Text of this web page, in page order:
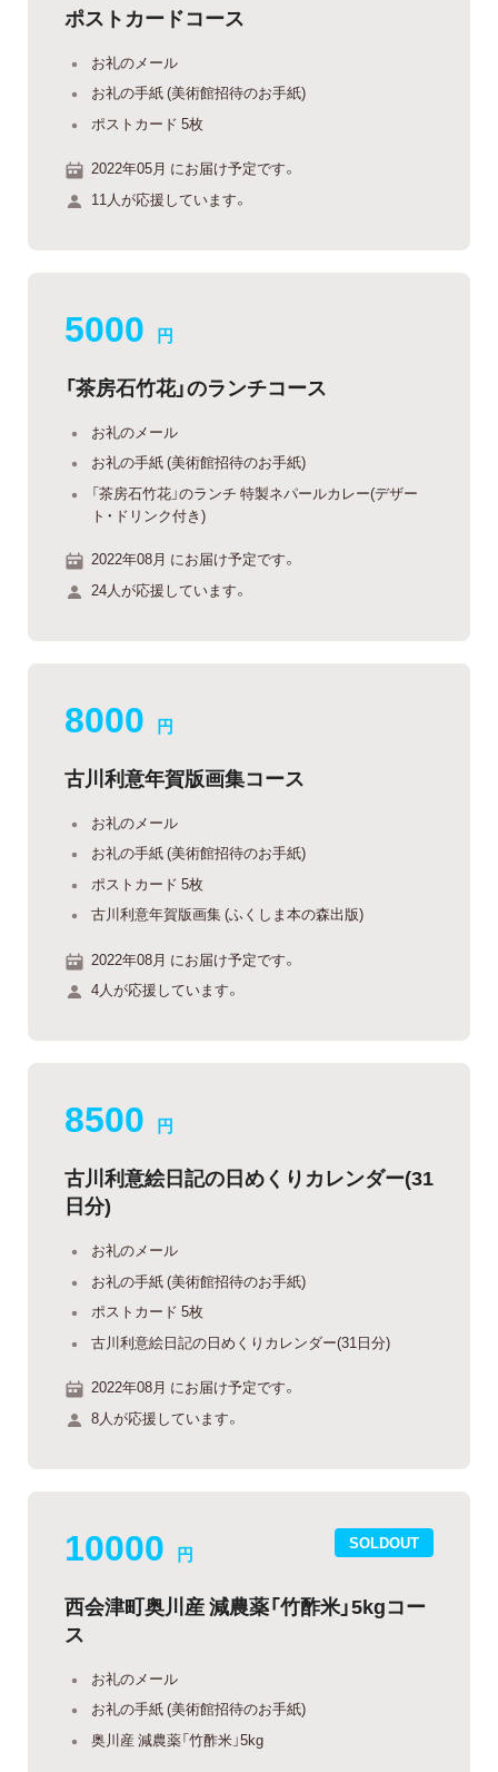
ポストカードコース
お礼のメール
お礼の手紙 (美術館招待のお手紙)
ポストカード 5枚
2022年05月 にお届け予定です。
11人が応援しています。
5000 円
「茶房石竹花」のランチコース
お礼のメール
お礼の手紙 (美術館招待のお手紙)
「茶房石竹花」のランチ 特製ネパールカレー(デザー
ト・ドリンク付き)
2022年08月 にお届け予定です。
24人が応援しています。
8000 円
古川利意年賀版画集コース
お礼のメール
お礼の手紙 (美術館招待のお手紙)
ポストカード 5枚
古川利意年賀版画集 (ふくしま本の森出版)
2022年08月 にお届け予定です。
4人が応援しています。
8500 円
古川利意絵日記の日めくりカレンダー(31
日分)
お礼のメール
お礼の手紙 (美術館招待のお手紙)
ポストカード 5枚
古川利意絵日記の日めくりカレンダー(31日分)
2022年08月 にお届け予定です。
8人が応援しています。
SOLDOUT
10000 円
西会津町奥川産 減農薬「竹酢米」5kgコー
ス
お礼のメール
お礼の手紙 (美術館招待のお手紙)
奥川産 減農薬「竹酢米」5kg